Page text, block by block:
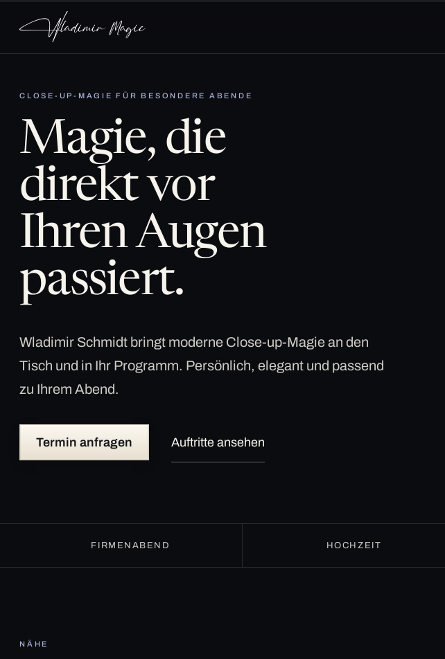
CLOSE-UP-MAGIE FÜR BESONDERE ABENDE
Magie, die
direkt vor
Ihren Augen
passiert.
Wladimir Schmidt bringt moderne Close-up-Magie an den
Tisch und in Ihr Programm. Persönlich, elegant und passend
zu Ihrem Abend.
Termin anfragen Auftritte ansehen
FIRMENABEND HOCHZEIT
NÄHE